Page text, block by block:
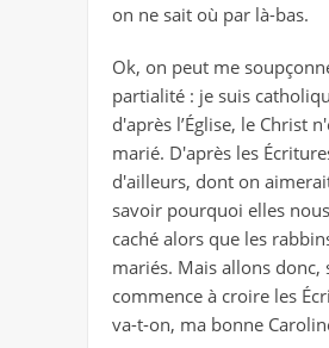
on ne sait où par là-bas.
Ok, on peut me
partialité : je suis
d'après l’Église, le Christ
marié. D'après les
d'ailleurs, dont on
savoir pourquoi elles
caché alors que les
mariés. Mais allons donc,
commence à croire les
va-t-on, ma bonne